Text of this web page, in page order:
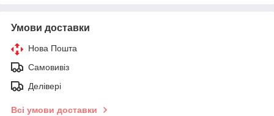
Умови доставки
Нова Пошта
Самовивіз
Делівері
Всі умови доставки